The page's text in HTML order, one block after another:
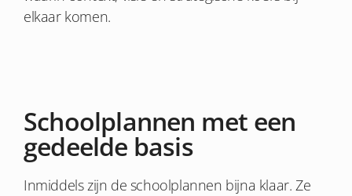
elkaar komen.
Schoolplannen met een
gedeelde basis
Inmiddels zijn de schoolplannen bijna klaar. Ze